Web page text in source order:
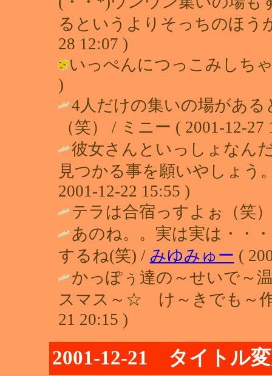
るというよりそっちのほう
28 12:07 )
いっぺんにつっこみしち
)
4人だけの集いの場があ
（笑） / ミニー ( 2001-12-27
彼女さんといっしょなん
見つかる事を願いやしょう
2001-12-22 15:55 )
テラは合宿っすよぉ（笑
あのね。。実は実は・・
するね(笑) / みゆみゅー (
かっぽぅ達の～せいで～
スマス～☆ け～きでも～
21 20:15 )
2001-12-21 タイトル